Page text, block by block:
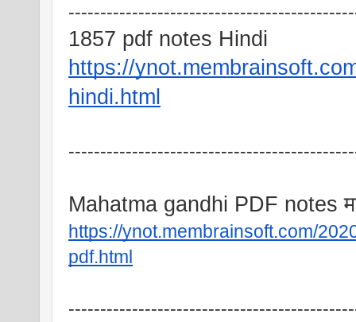
1857 pdf notes Hindi
https://
hindi.html
Mahatma gandhi PDF notes
https://ynot.membrainsoft.com/
pdf.html